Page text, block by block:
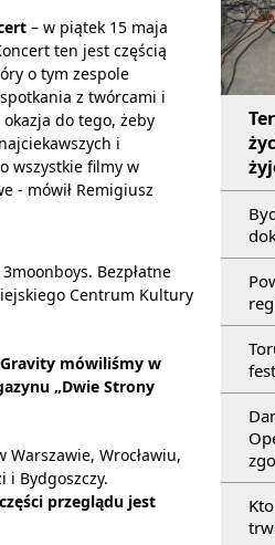
– w piątek 15 maja
ten jest częścią
o tym zespole
z twórcami i
do tego, żeby
i
wszystkie filmy w
- mówił Remigiusz
Bezpłatne
Centrum Kultury
mówiliśmy w
„Dwie Strony
Wrocławiu,
i Bydgoszczy.
przeglądu jest